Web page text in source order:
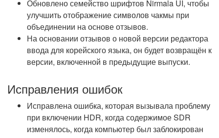
Обновлено семейство шрифтов Nirmala UI, чтобы
улучшить отображение символов чакмы при
объединении на основе отзывов.
На основании отзывов о новой версии редактора
ввода для корейского языка, он будет возвращён к
версии, включенной в предыдущие выпуски.
Исправления ошибок
Исправлена ошибка, которая вызывала проблему
при включении HDR, когда содержимое SDR
изменялось, когда компьютер был заблокирован